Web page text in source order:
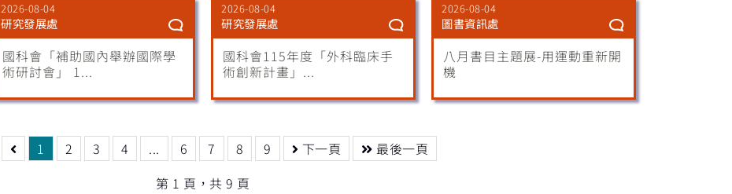
2026-08-04
研究發展處
國科會「補助國內舉辦國際學
術研討會」 1...
2026-08-04
研究發展處
國科會115年度「外科臨床手
術創新計畫」...
2026-08-04
圖書資訊處
八月書目主題展-用運動重新開
機
1 2 3 4 ... 6 7 8 9 下一頁
最後一頁
第 1 頁，共 9 頁